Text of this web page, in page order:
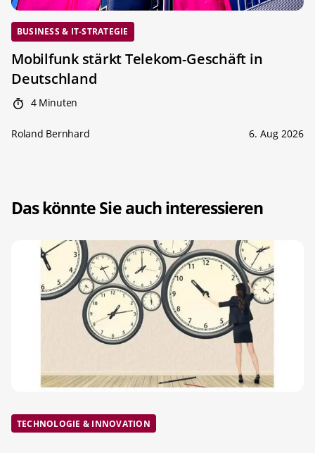
BUSINESS & IT-STRATEGIE
Mobilfunk stärkt Telekom-Geschäft in
Deutschland
4 Minuten
Roland Bernhard 6. Aug 2026
Das könnte Sie auch interessieren
TECHNOLOGIE & INNOVATION